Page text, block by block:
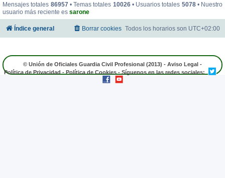
Mensajes totales 86957• Temas totales 10026• Usuarios totales 5078• Nuestro
usuario más reciente es sarone
Índice general Todos los horarios son UTC+02:00
Borrar cookies
© Unión de Oficiales Guardia Civil Profesional (2013) - Aviso Legal -
Política de Privacidad - Política de Cookies - Síguenos en las redes sociales: